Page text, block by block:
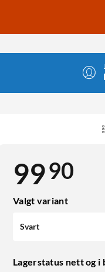
9990
Valgt variant
Svart
Lagerstatus nett og i